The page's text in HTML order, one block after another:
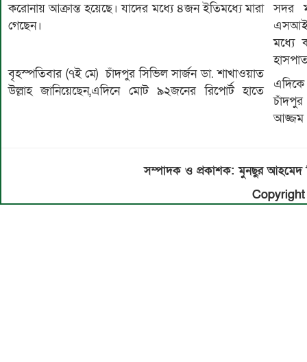
করোনায় আক্রান্ত হয়েছে। যাদের মধ্যে ৪জন ইতিমধ্যে মারা
গেছেন।
বৃহস্পতিবার (৭ই মে) চাঁদপুর সিভিল সার্জন ডা. শাখাওয়াত
উল্লাহ জানিয়েছেন,এদিনে মোট ৯২জনের রিপোর্ট হাতে
সদর
এসআই
মধ্যে
এদিকে
আজ্জম
সম্পাদক ও প্রকাশক: মুনছুর আহমেদ